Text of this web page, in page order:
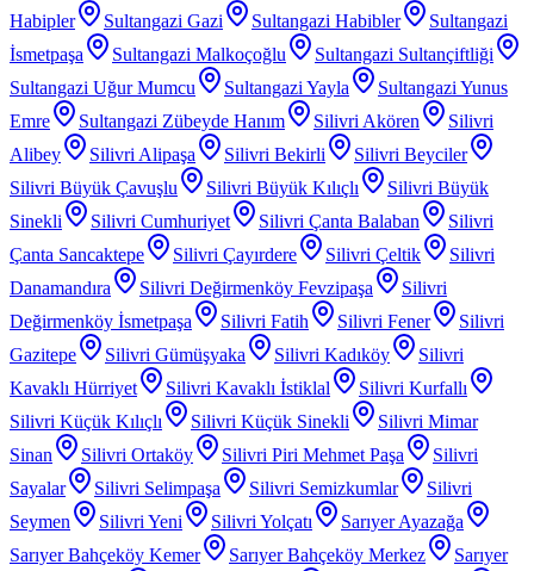
Habipler
Sultangazi Gazi Sultangazi Habibler
Sultangazi
İsmetpaşa
Sultangazi Malkoçoğlu
Sultangazi Sultançiftliği
Sultangazi Uğur Mumcu
Sultangazi Yayla
Sultangazi Yunus
Emre
Sultangazi Zübeyde Hanım Silivri Akören
Silivri
Alibey
Silivri Alipaşa Silivri Bekirli
Silivri Beyciler
Silivri Büyük Çavuşlu
Silivri Büyük Kılıçlı
Silivri Büyük
Sinekli
Silivri Cumhuriyet Silivri Çanta Balaban
Silivri
Çanta Sancaktepe
Silivri Çayırdere Silivri Çeltik
Silivri
Danamandıra
Silivri Değirmenköy Fevzipaşa
Silivri
Değirmenköy İsmetpaşa
Silivri Fatih Silivri Fener
Silivri
Gazitepe
Silivri Gümüşyaka Silivri Kadıköy
Silivri
Kavaklı Hürriyet
Silivri Kavaklı İstiklal
Silivri Kurfallı
Silivri Küçük Kılıçlı
Silivri Küçük Sinekli
Silivri Mimar
Sinan
Silivri Ortaköy Silivri Piri Mehmet Paşa
Silivri
Sayalar
Silivri Selimpaşa Silivri Semizkumlar
Silivri
Seymen
Silivri Yeni Silivri Yolçatı
Sarıyer Ayazağa
Sarıyer Bahçeköy Kemer
Sarıyer Bahçeköy Merkez
Sarıyer